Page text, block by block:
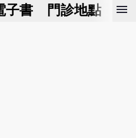
子書 門診地點 預
menu